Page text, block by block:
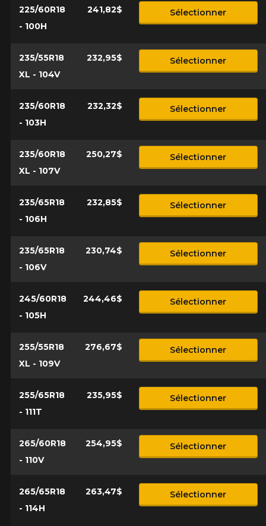
225/60R18
- 100H
241,82$ Sélectionner
235/55R18
XL - 104V
232,95$ Sélectionner
235/60R18
- 103H
232,32$ Sélectionner
235/60R18
XL - 107V
250,27$ Sélectionner
235/65R18
- 106H
232,85$ Sélectionner
235/65R18
- 106V
230,74$ Sélectionner
245/60R18
- 105H
244,46$ Sélectionner
255/55R18
XL - 109V
276,67$ Sélectionner
255/65R18
- 111T
235,95$ Sélectionner
265/60R18
- 110V
254,95$ Sélectionner
265/65R18
- 114H
263,47$ Sélectionner